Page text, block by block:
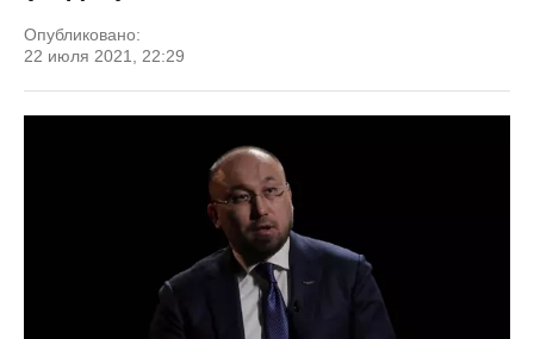
Опубликовано:
22 июля 2021, 22:29